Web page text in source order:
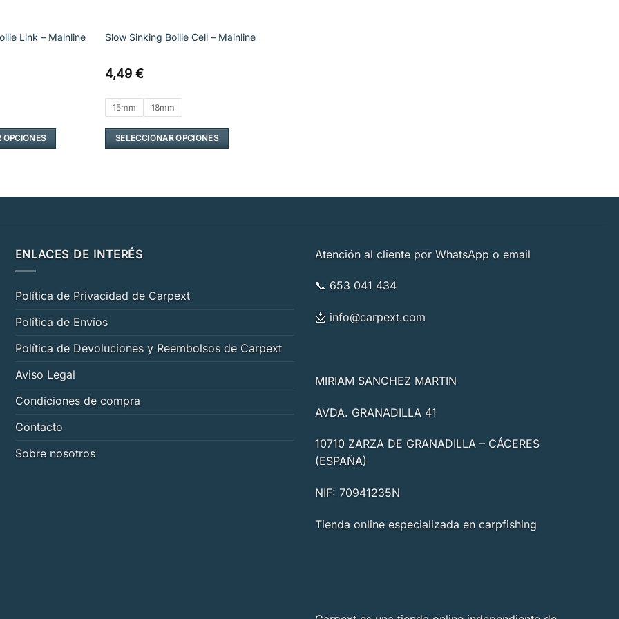
Link – Mainline
OPCIONES
Slow Sinking Boilie Cell – Mainline
4,49€
15mm 18mm
SELECCIONAR OPCIONES
opciones
elegir
la
página
ENLACES DE INTERÉS
Política de Privacidad de Carpext
Política de Envíos
Política de Devoluciones y Reembolsos de Carpext
Aviso Legal
Condiciones de compra
Contacto
Sobre nosotros
Atención al cliente por WhatsApp o email
📞 653 041 434
📩 info@carpext.com
MIRIAM SANCHEZ MARTIN
AVDA. GRANADILLA 41
10710 ZARZA DE GRANADILLA – CÁCERES
(ESPAÑA)
NIF: 70941235N
Tienda online especializada en carpfishing